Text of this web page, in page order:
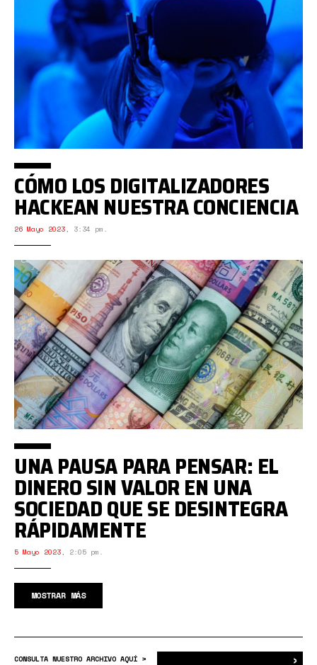
CÓMO LOS DIGITALIZADORES
HACKEAN NUESTRA CONCIENCIA
26 Mayo 2023, 3:34 pm.
UNA PAUSA PARA PENSAR: EL
DINERO SIN VALOR EN UNA
SOCIEDAD QUE SE DESINTEGRA
RÁPIDAMENTE
5 Mayo 2023, 2:05 pm.
MOSTRAR MÁS
CONSULTA NUESTRO ARCHIVO AQUÍ > ›